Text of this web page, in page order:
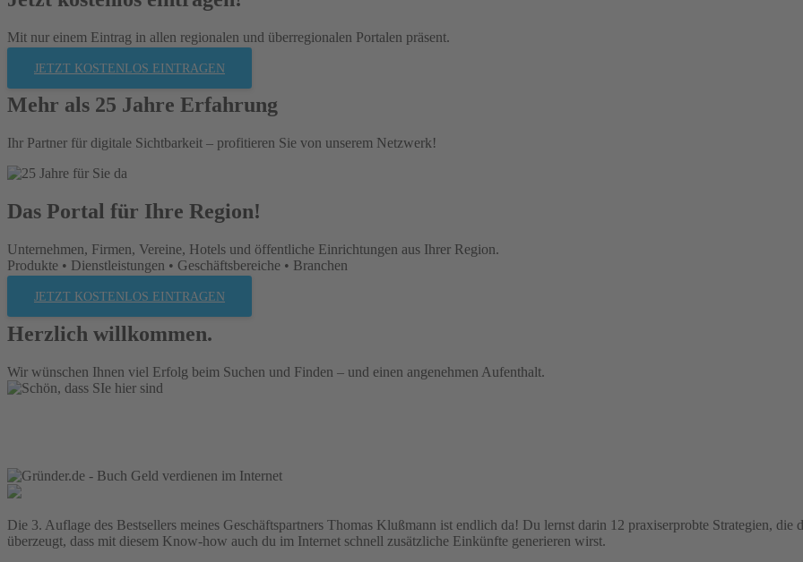
Mit nur einem Eintrag in allen regionalen und überregionalen Portalen präsent.
JETZT KOSTENLOS EINTRAGEN
Mehr als 25 Jahre Erfahrung
Ihr Partner für digitale Sichtbarkeit – profitieren Sie von unserem Netzwerk!
Das Portal für Ihre Region!
Unternehmen, Firmen, Vereine, Hotels und öffentliche Einrichtungen aus Ihrer Region.
Produkte • Dienstleistungen • Geschäftsbereiche • Branchen
JETZT KOSTENLOS EINTRAGEN
Herzlich willkommen.
Wir wünschen Ihnen viel Erfolg beim Suchen und Finden – und einen angenehmen Aufenthalt.
Die 3. Auflage des Bestsellers meines Geschäftspartners Thomas Klußmann ist endlich da! Du lernst darin 12 praxiserprobte Strategien,
überzeugt, dass mit diesem Know-how auch du im Internet schnell zusätzliche Einkünfte generieren wirst.